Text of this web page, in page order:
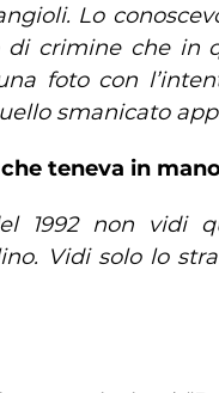
Lo
di crimine che in
foto con
smanicato
teneva in
1992 non vidi
Vidi solo lo